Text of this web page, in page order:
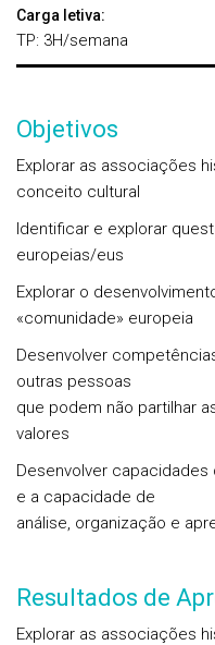
Carga letiva:
TP: 3H/semana
Objetivos
Explorar as associações
conceito cultural
Identificar e explorar
europeias/eus
Explorar o
«comunidade» europeia
Desenvolver
outras pessoas
que podem não partilhar
valores
Desenvolver
e a capacidade de
análise, organização e
Resultados de
Explorar as associações